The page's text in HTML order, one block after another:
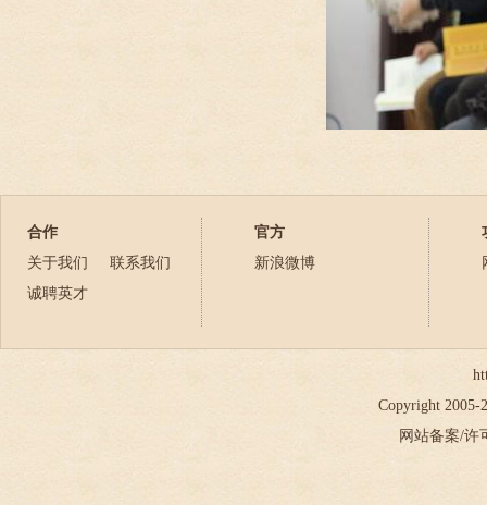
合作
关于我们
联系我们
诚聘英才
官方
新浪微博
Copyright 2005-
网站备案/许